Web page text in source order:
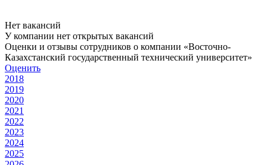
Нет вакансий
У компании нет открытых вакансий
Оценки и отзывы сотрудников о компании «Восточно-
Казахстанский государственный технический университет»
Оценить
2018
2019
2020
2021
2022
2023
2024
2025